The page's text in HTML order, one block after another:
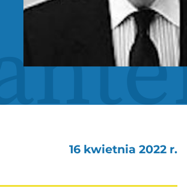
16 kwietnia 2022 r.